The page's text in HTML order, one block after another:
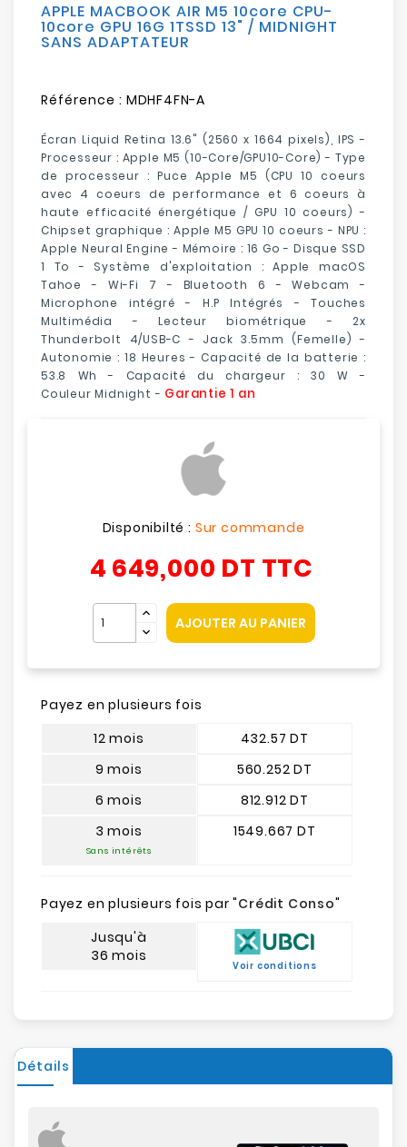
APPLE MACBOOK AIR M5 10core CPU-
10core GPU 16G 1TSSD 13" / MIDNIGHT
SANS ADAPTATEUR
Référence : MDHF4FN-A
Écran Liquid Retina 13.6" (2560 x 1664 pixels), IPS -
Processeur : Apple M5 (10-Core/GPU10-Core) - Type
de processeur : Puce Apple M5 (CPU 10 coeurs
avec 4 coeurs de performance et 6 coeurs à
haute efficacité énergétique / GPU 10 coeurs) -
Chipset graphique : Apple M5 GPU 10 coeurs - NPU :
Apple Neural Engine - Mémoire : 16 Go - Disque SSD
1 To - Système d'exploitation : Apple macOS
Tahoe - Wi-Fi 7 - Bluetooth 6 - Webcam -
Microphone intégré - H.P Intégrés - Touches
Multimédia - Lecteur biométrique - 2x
Thunderbolt 4/USB-C - Jack 3.5mm (Femelle) -
Autonomie : 18 Heures - Capacité de la batterie :
53.8 Wh - Capacité du chargeur : 30 W -
Couleur Midnight - Garantie 1 an
Disponibilté : Sur commande
4 649,000 DT TTC
AJOUTER AU PANIER
Payez en plusieurs fois
12 mois
9 mois
6 mois
3 mois
Sans intérêts
432.57 DT
560.252 DT
812.912 DT
1549.667 DT
Payez en plusieurs fois par "Crédit Conso"
Jusqu'à
36 mois
Voir conditions
Détails